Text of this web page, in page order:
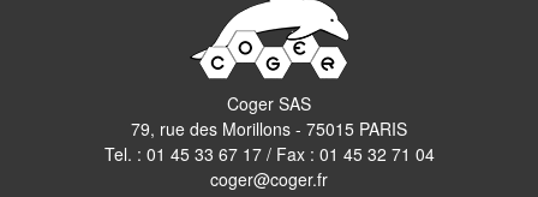
Coger SAS
79, rue des Morillons - 75015 PARIS
Tel. : 01 45 33 67 17/ Fax : 01 45 32 71 04
coger@coger.fr